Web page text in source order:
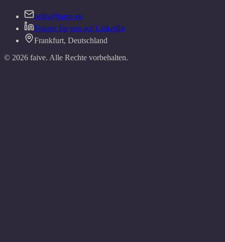
hello@faive.eu
Folgen Sie uns auf LinkedIn
Frankfurt, Deutschland
© 2026 faive. Alle Rechte vorbehalten.